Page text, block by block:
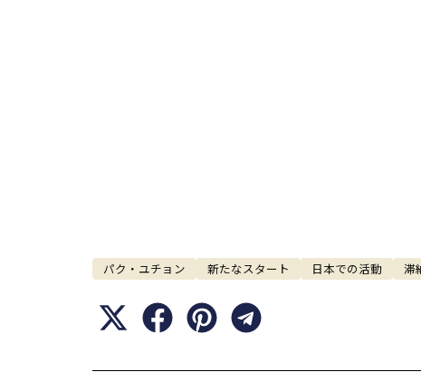
パク・ユチョン 新たなスタート 日本での活動 滞